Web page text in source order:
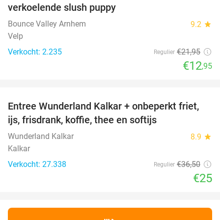
verkoelende slush puppy
Bounce Valley Arnhem 9.2 star
Velp
Verkocht: 2.235
Regulier €21,95
€12,95
32%
Entree Wunderland Kalkar + onbeperkt friet,
ijs, frisdrank, koffie, thee en softijs
Wunderland Kalkar 8.9 star
Kalkar
Verkocht: 27.338
Regulier €36,50
€25